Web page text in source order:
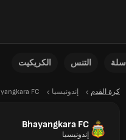
التنس الكريكيت
كرة القدم إندونيسيا FC
Bhayangkara FC
إندونيسيا